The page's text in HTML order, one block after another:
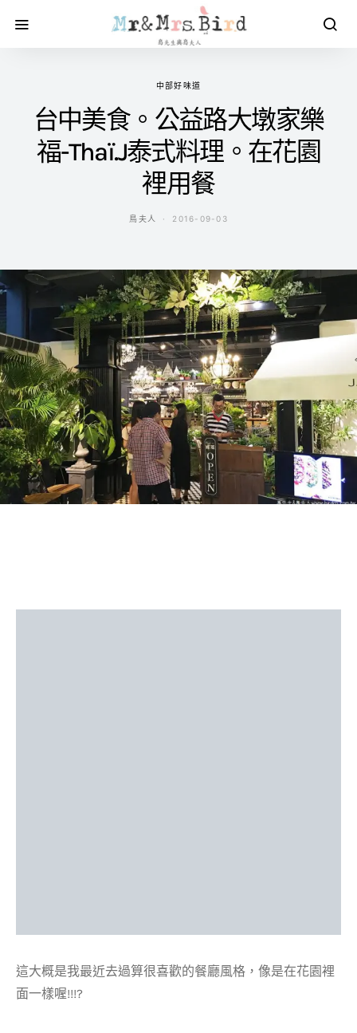
中部好味道
台中美食。公益路大墩家樂
福-Thaï.J泰式料理。在花園
裡用餐
鳥夫人 2016-09-03
這大概是我最近去過算很喜歡的餐廳風格，像是在花園裡
面一樣喔!!!?